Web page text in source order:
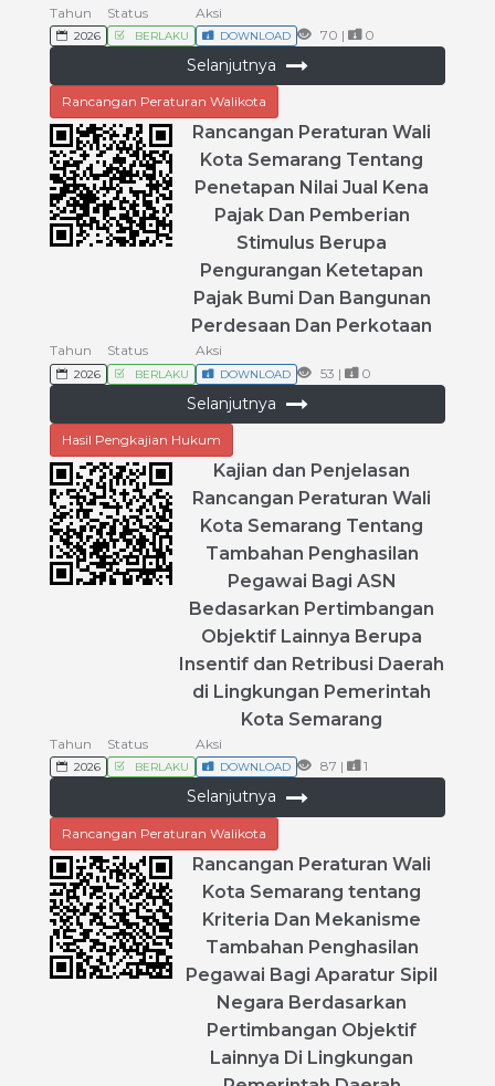
Tahun
2026
Status
BERLAKU
Aksi
DOWNLOAD 70 | 0
Selanjutnya
Rancangan Peraturan Walikota
Rancangan Peraturan Wali
Kota Semarang Tentang
Penetapan Nilai Jual
Kena
Pajak Dan Pemberian
Stimulus Berupa
Pengurangan Ketetapan
Pajak Bumi Dan Bangunan
Perdesaan Dan Perkotaan
Tahun
2026
Status
BERLAKU
Aksi
DOWNLOAD 53 | 0
Selanjutnya
Hasil Pengkajian Hukum
Kajian dan Penjelasan
Rancangan Peraturan Wali
Kota Semarang Tentang
Tambahan Penghasilan
Pegawai Bagi ASN
Bedasarkan Pertimbangan
Objektif Lainnya Berupa
Insentif dan Retribusi Daerah
di Lingkungan Pemerintah
Kota Semarang
Tahun
2026
Status
BERLAKU
Aksi
DOWNLOAD 87 | 1
Selanjutnya
Rancangan Peraturan Walikota
Rancangan Peraturan Wali
Kota Semarang tentang
Kriteria Dan Mekanisme
Tambahan Penghasilan
Pegawai Bagi Aparatur Sipil
Negara Berdasarkan
Pertimbangan Objektif
Lainnya Di Lingkungan